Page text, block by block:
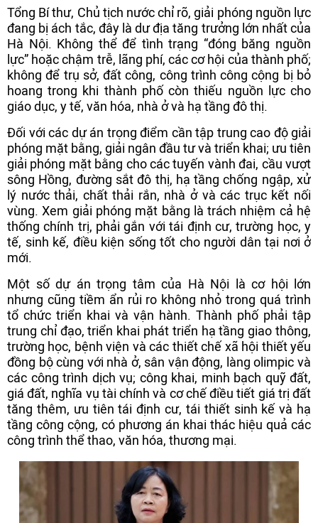
Tổng Bí thư, Chủ tịch nước chỉ rõ, giải phóng nguồn lực
đang bị ách tắc, đây là dư địa tăng trưởng lớn nhất của
Hà Nội. Không thể để tình trạng “đóng băng nguồn
lực” hoặc chậm trễ, lãng phí, các cơ hội của thành phố;
không để trụ sở, đất công, công trình công cộng bị bỏ
hoang trong khi thành phố còn thiếu nguồn lực cho
giáo dục, y tế, văn hóa, nhà ở và hạ tầng đô thị.
Đối với các dự án trọng điểm cần tập trung cao độ giải
phóng mặt bằng, giải ngân đầu tư và triển khai; ưu tiên
giải phóng mặt bằng cho các tuyến vành đai, cầu vượt
sông Hồng, đường sắt đô thị, hạ tầng chống ngập, xử
lý nước thải, chất thải rắn, nhà ở và các trục kết nối
vùng. Xem giải phóng mặt bằng là trách nhiệm cả hệ
thống chính trị, phải gắn với tái định cư, trường học, y
tế, sinh kế, điều kiện sống tốt cho người dân tại nơi ở
mới.
Một số dự án trọng tâm của Hà Nội là cơ hội lớn
nhưng cũng tiềm ẩn rủi ro không nhỏ trong quá trình
tổ chức triển khai và vận hành. Thành phố phải tập
trung chỉ đạo, triển khai phát triển hạ tầng giao thông,
trường học, bệnh viện và các thiết chế xã hội thiết yếu
đồng bộ cùng với nhà ở, sân vận động, làng olimpic và
các công trình dịch vụ; công khai, minh bạch quỹ đất,
giá đất, nghĩa vụ tài chính và cơ chế điều tiết giá trị đất
tăng thêm, ưu tiên tái định cư, tái thiết sinh kế và hạ
tầng công cộng, có phương án khai thác hiệu quả các
công trình thể thao, văn hóa, thương mại.